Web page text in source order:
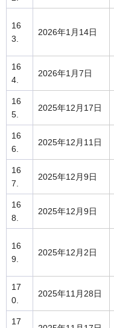
16
3.
2026年1月14日
16
4.
2026年1月7日
16
5.
2025年12月17日
16
6.
2025年12月11日
16
7.
2025年12月9日
16
8.
2025年12月9日
16
9.
2025年12月2日
17
0.
2025年11月28日
17